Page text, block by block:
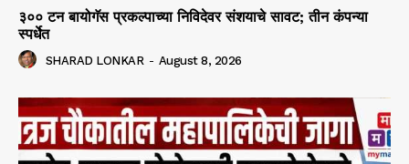
३०० टन बायोगॅस प्रकल्पाच्या निविदेवर संशयाचे सावट; तीन कंपन्या
स्पर्धेत
SHARAD LONKAR - August 8, 2026